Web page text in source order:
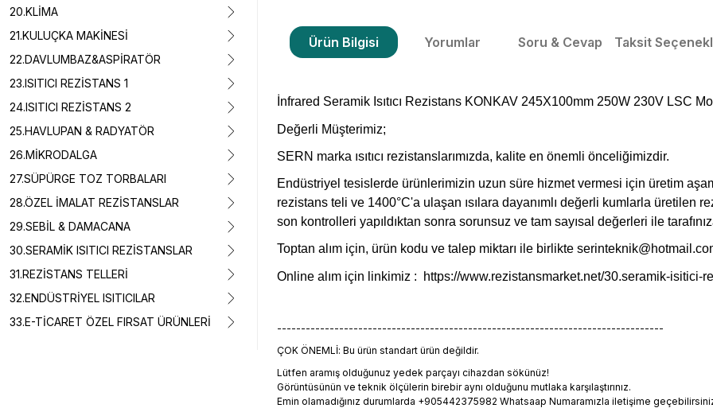
20.KLİMA
21.KULUÇKA MAKİNESİ
22.DAVLUMBAZ&ASPİRATÖR
23.ISITICI REZİSTANS 1
24.ISITICI REZİSTANS 2
25.HAVLUPAN & RADYATÖR
26.MİKRODALGA
27.SÜPÜRGE TOZ TORBALARI
28.ÖZEL İMALAT REZİSTANSLAR
29.SEBİL & DAMACANA
30.SERAMİK ISITICI REZİSTANSLAR
31.REZİSTANS TELLERİ
32.ENDÜSTRİYEL ISITICILAR
33.E-TİCARET ÖZEL FIRSAT ÜRÜNLERİ
Ürün Bilgisi Yorumlar Soru & Cevap Taksit
İnfrared Seramik Isıtıcı Rezistans KONKAV 245X100mm 250W 230V LSC
Değerli Müşterimiz;
SERN marka ısıtıcı rezistanslarımızda, kalite en önemli önceliğimizdir.
Endüstriyel tesislerde ürünlerimizin uzun süre hizmet vermesi için üretim
rezistans teli ve 1400°C'a ulaşan ısılara dayanımlı değerli kumlarla üretilen
son kontrolleri yapıldıktan sonra sorunsuz ve tam sayısal değerleri ile
Toptan alım için, ürün kodu ve talep miktarı ile birlikte
Online alım için linkimiz : https://www.rezistansmarket.net/30.seramik-isitici-
---------------------------------------------------------------------------------
ÇOK ÖNEMLİ: Bu ürün standart ürün değildir.
Lütfen aramış olduğunuz yedek parçayı cihazdan sökünüz!
Görüntüsünün ve teknik ölçülerin birebir aynı olduğunu mutlaka karşılaştırınız.
Emin olamadığınız durumlarda +905442375982 Whatsaap Numaramızla iletişime